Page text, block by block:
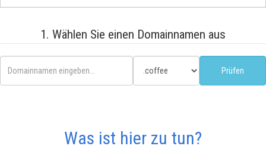
1. Wählen Sie einen Domainnamen aus
Was ist hier zu tun?